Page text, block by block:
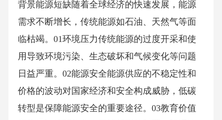
背景能源短缺随着全球经济的快速发展，能源
需求不断增长，传统能源如石油、天然气等面
临枯竭。01环境压力传统能源的过度开采和使
用导致环境污染、生态破坏和气候变化等问题
日益严重。02能源安全能源供应的不稳定性和
价格的波动对国家经济和安全构成威胁，低碳
转型是保障能源安全的重要途径。03教育价值